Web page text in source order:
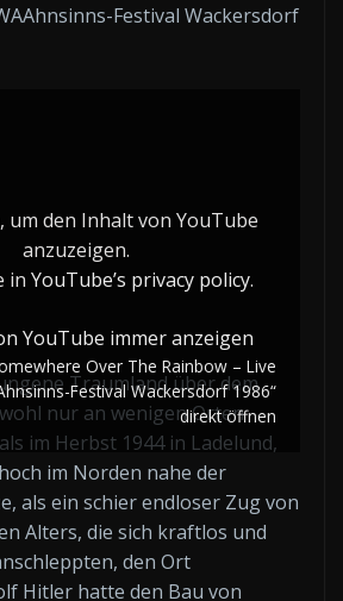
Festival Wackersdorf
Over
The
–
Live
@
Anti-
WAAhnsinns-
Festival
Wackersdorf
1986“
um den Inhalt von YouTube
anzuzeigen.
in YouTube’s privacy policy.
YouTube immer anzeigen
Over The Rainbow – Live
Festival Wackersdorf 1986“
direkt öffnen
Traumland über dem
nur an wenigen Orten
im Herbst 1944 in Ladelund,
im Norden nahe der
als ein schier endloser Zug von
Alters, die sich kraftlos und
den Ort
Hitler hatte den Bau von